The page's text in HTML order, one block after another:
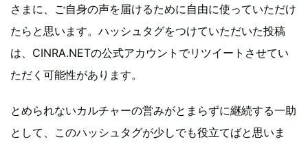
さまに、ご自身の声を届けるために自由に使っていただけ
たらと思います。ハッシュタグをつけていただいた投稿
は、CINRA.NETの公式アカウントでリツイートさせてい
ただく可能性があります。
とめられないカルチャーの営みがとまらずに継続する一助
として、このハッシュタグが少しでも役立てばと思いま